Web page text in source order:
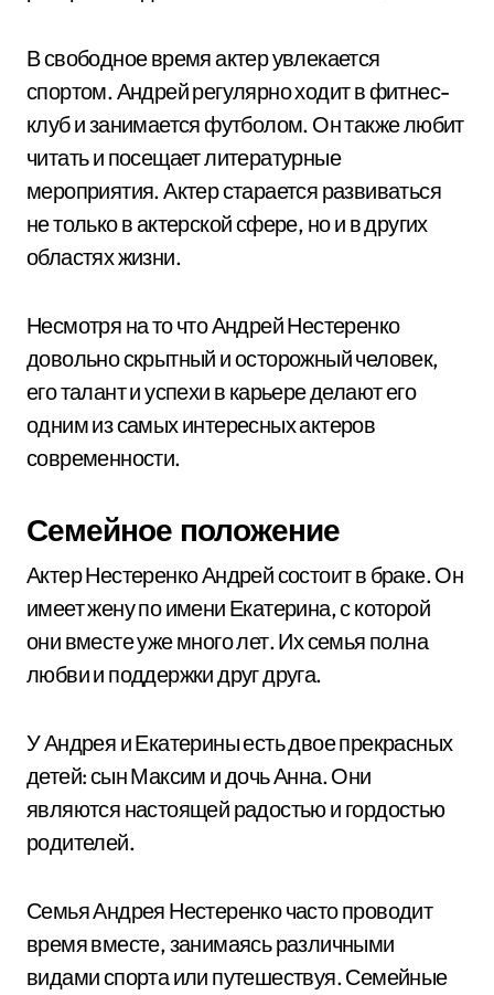
В свободное время актер увлекается
спортом. Андрей регулярно ходит в фитнес-
клуб и занимается футболом. Он также любит
читать и посещает литературные
мероприятия. Актер старается развиваться
не только в актерской сфере, но и в других
областях жизни.
Несмотря на то что Андрей Нестеренко
довольно скрытный и осторожный человек,
его талант и успехи в карьере делают его
одним из самых интересных актеров
современности.
Семейное положение
Актер Нестеренко Андрей состоит в браке. Он
имеет жену по имени Екатерина, с которой
они вместе уже много лет. Их семья полна
любви и поддержки друг друга.
У Андрея и Екатерины есть двое прекрасных
детей: сын Максим и дочь Анна. Они
являются настоящей радостью и гордостью
родителей.
Семья Андрея Нестеренко часто проводит
время вместе, занимаясь различными
видами спорта или путешествуя. Семейные